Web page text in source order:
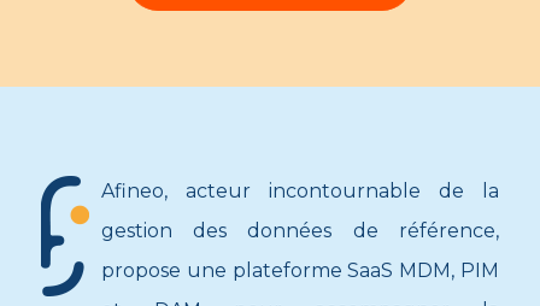
Afineo, acteur incontournable de la
gestion des données de référence,
propose une plateforme SaaS MDM, PIM